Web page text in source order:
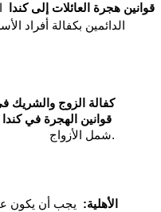
قوانين هجرة العائلات إلى كندا
كفالة الزوج والشريك
قوانين الهجرة في كندا
الأهلية: